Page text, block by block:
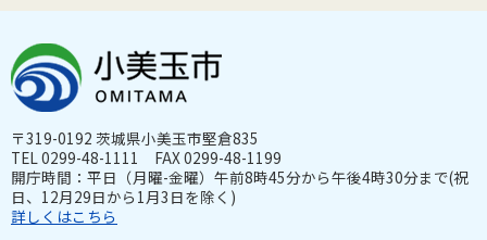
〒319-0192 茨城県小美玉市堅倉835
TEL 0299-48-1111 FAX 0299-48-1199
開庁時間：平日（月曜-金曜）午前8時45分から午後4時30分まで(祝
日、12月29日から1月3日を除く)
詳しくはこちら